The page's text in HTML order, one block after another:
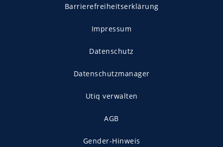
Barrierefreiheitserklärung
Impressum
Datenschutz
Datenschutzmanager
Utiq verwalten
AGB
Gender-Hinweis